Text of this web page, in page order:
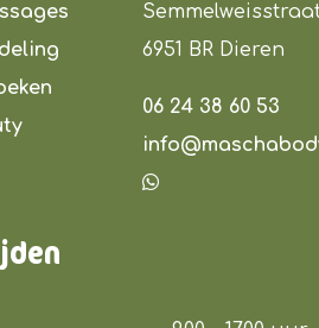
6951 BR Dieren
06 24 38 60 53